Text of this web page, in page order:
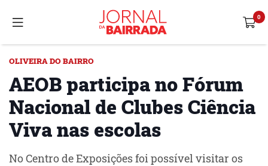
OLIVEIRA DO BAIRRO
AEOB participa no Fórum
Nacional de Clubes Ciência
Viva nas escolas
No Centro de Exposições foi possível visitar os